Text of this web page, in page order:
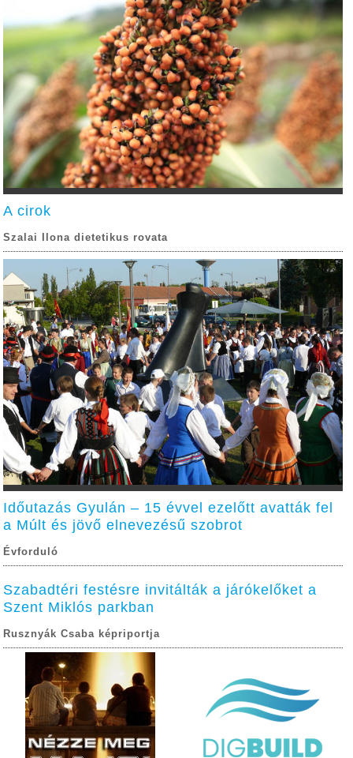
A cirok
Szalai Ilona dietetikus rovata
Időutazás Gyulán – 15 évvel ezelőtt avatták fel
a Múlt és jövő elnevezésű szobrot
Évforduló
Szabadtéri festésre invitálták a járókelőket a
Szent Miklós parkban
Rusznyák Csaba képriportja